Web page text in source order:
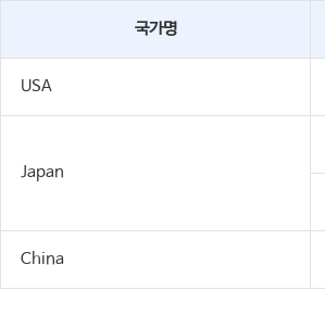
국가명
USA
Japan
China